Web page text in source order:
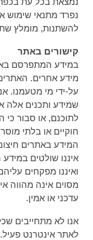
נפרד מתנאי שימוש
להשתנות, מומלץ
קישורים באתר
במידע המתפרסם
מידע אחרים.
על-ידי מי מטעמנו.
שמידע ותכנים אלה
לתוכנם, או סבור כי
חוקיים או בלתי
המידע באתרים
איננו שולטים
ואיננו מפקחים
מסוים אינה מהווה
עדכני או אמין.
אנו לא מתחייבים
לאתר אינטרנט